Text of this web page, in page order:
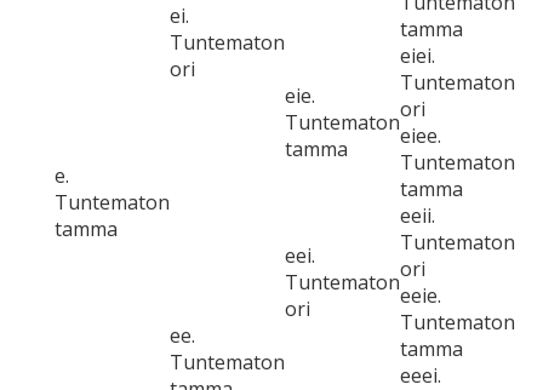
e.
Tuntematon
tamma
ei.
Tuntematon
ori
tamma
eie.
Tuntematon
tamma
eiei.
Tuntematon
ori
eiee.
Tuntematon
tamma
ee.
Tuntematon
eei.
Tuntematon
ori
eeii.
Tuntematon
ori
eeie.
Tuntematon
tamma
eeei.